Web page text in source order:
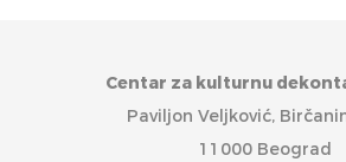
Centar za kulturnu
Paviljon Veljković,
11000 Beograd